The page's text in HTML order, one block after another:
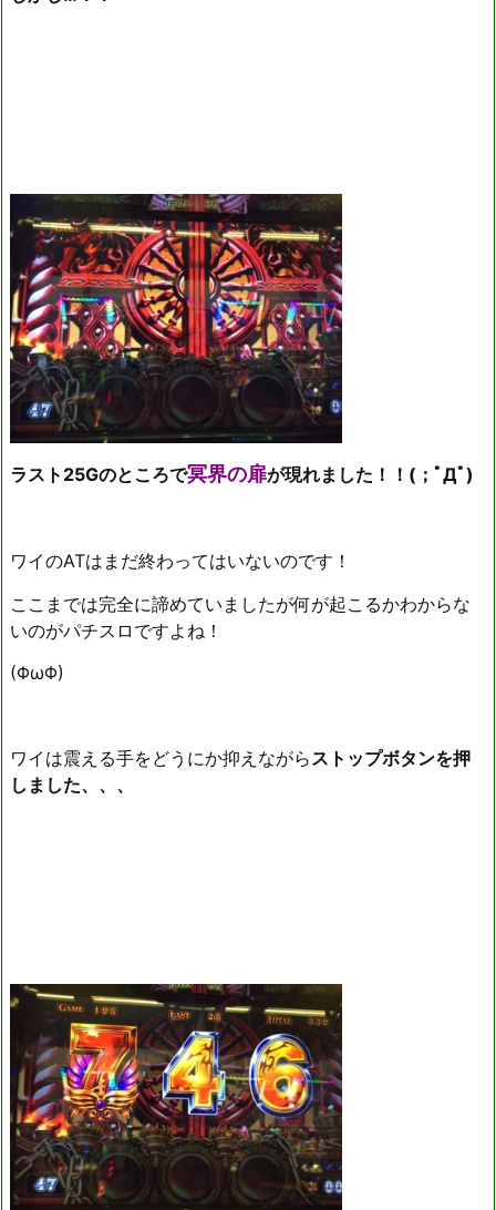
ラスト25Gのところで冥界の扉が現れました！！(；ﾟДﾟ)
ワイのATはまだ終わってはいないのです！
ここまでは完全に諦めていましたが何が起こるかわからな
いのがパチスロですよね！
(ΦωΦ)
ワイは震える手をどうにか抑えながら ストップボタンを押
しました、、、